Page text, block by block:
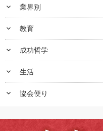
keyboard_arrow_down 業界別
keyboard_arrow_down 教育
keyboard_arrow_down 成功哲学
keyboard_arrow_down 生活
keyboard_arrow_down 協会便り